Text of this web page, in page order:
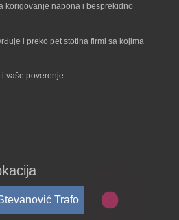
korigovanje napona i besprekidno
i preko pet stotina firmi sa kojima
vaše poverenje.
Trafo